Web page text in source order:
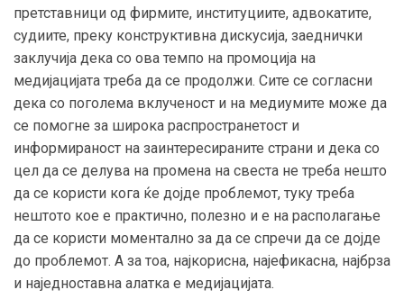
претставници од фирмите, институциите, адвокатите,
судиите, преку конструктивна дискусија, заеднички
заклучија дека со ова темпо на промоција на
медијацијата треба да се продолжи. Сите се согласни
дека со поголема вклученост и на медиумите може да
се помогне за широка распространетост и
информираност на заинтересираните страни и дека со
цел да се делува на промена на свеста не треба нешто
да се користи кога ќе дојде проблемот, туку треба
нештото кое е практично, полезно и е на располагање
да се користи моментално за да се спречи да се дојде
до проблемот. А за тоа, најкорисна, најефикасна, најбрза
и наједноставна алатка е медијацијата.